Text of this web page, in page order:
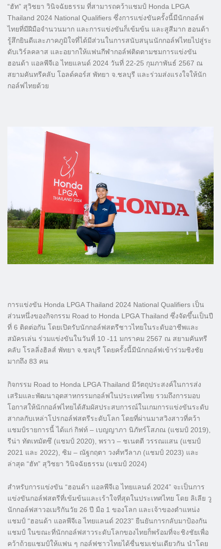
“ฮัท” สุวิชยา วินิจฉัยธรรม ที่สามารถคว้าแชมป์ Honda LPGA
Thailand 2024 National Qualifiers ซึ่งการแข่งขันครั้งนี้มีนักกอล์ฟ
ไทยที่มีฝีมือจำนวนมาก และการแข่งขันก็เข้มข้น และสูสีมาก ฮอนด้า
รู้สึกยินดีและภาคภูมิใจที่ได้มีส่วนในการสนับสนุนนักกอล์ฟไทยไปสู่ระ
ดับเวิร์ลคลาส และอยากให้แฟนกีฬากอล์ฟติดตามชมการแข่งขัน
ฮอนด้า แอลพีจีเอ ไทยแลนด์ 2024 วันที่ 22-25 กุมภาพันธ์ 2567 ณ
สยามคันทรีคลับ โอลด์คอร์ส พัทยา จ.ชลบุรี และร่วมส่งแรงใจให้นัก
กอล์ฟไทยด้วย
การแข่งขัน Honda LPGA Thailand 2024 National Qualifiers เป็น
ส่วนหนึ่งของกิจกรรม Road to Honda LPGA Thailand ซึ่งจัดขึ้นเป็นปี
ที่ 6 ติดต่อกัน โดยเปิดรับนักกอล์ฟสตรีชาวไทยในระดับอาชีพและ
สมัครเล่น ร่วมแข่งขันในวันที่ 10 -11 มกราคม 2567 ณ สยามคันทรี
คลับ โรลลิ่งฮิลส์ พัทยา จ.ชลบุรี โดยครั้งนี้มีนักกอล์ฟเข้าร่วมชิงชัย
มากถึง 83 คน
กิจกรรม Road to Honda LPGA Thailand มีวัตถุประสงค์ในการส่ง
เสริมและพัฒนาอุตสาหกรรมกอล์ฟในประเทศไทย รวมถึงการมอบ
โอกาสให้นักกอล์ฟไทยได้สัมผัสประสบการณ์ในเกมการแข่งขันระดับ
สากลกับเหล่าโปรกอล์ฟสตรีระดับโลก โดยที่ผ่านมาสวิงสาวที่คว้า
แชมป์รายการนี้ ได้แก่ กิฟท์ – เบญญาภา นิภัทร์โสภณ (แชมป์ 2019),
รีน่า ทัตเทมัตซึ (แชมป์ 2020), พราว – ชเนตตี วรรณแสน (แชมป์
2021 และ 2022), ซิม – ณัฐกฤตา วงศ์ทวีลาภ (แชมป์ 2023) และ
ล่าสุด “ฮัท” สุวิชยา วินิจฉัยธรรม (แชมป์ 2024)
สำหรับการแข่งขัน “ฮอนด้า แอลพีจีเอ ไทยแลนด์ 2024” จะเป็นการ
แข่งขันกอล์ฟสตรีที่เข้มข้นและเร้าใจที่สุดในประเทศไทย โดย ลิเลีย วู
นักกอล์ฟสาวอเมริกันวัย 26 ปี มือ 1 ของโลก และเจ้าของตำแหน่ง
แชมป์ “ฮอนด้า แอลพีจีเอ ไทยแลนด์ 2023” ยืนยันการกลับมาป้องกัน
แชมป์ ในขณะที่นักกอล์ฟสาวระดับโลกของไทยก็พร้อมที่จะชิงชัยเพื่อ
คว้าถ้วยแชมป์ให้แฟน ๆ กอล์ฟชาวไทยได้ชื่นชมเช่นเดียวกัน นำโดย